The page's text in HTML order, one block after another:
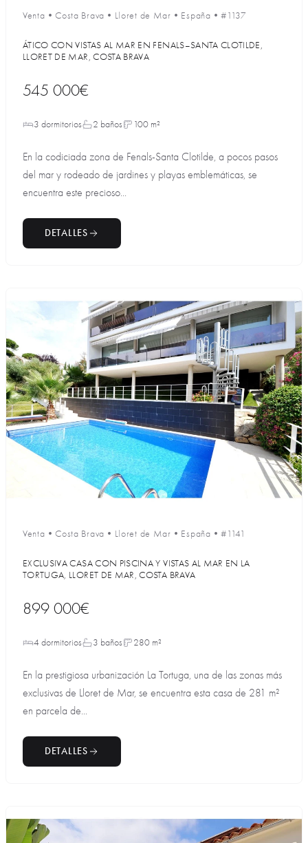
Venta •Costa Brava • Lloret de Mar • España •#1137
ÁTICO CON VISTAS AL MAR EN FENALS–SANTA CLOTILDE,
LLORET DE MAR, COSTA BRAVA
545 000€
3 dormitorios 2 baños 100 m²
En la codiciada zona de Fenals-Santa Clotilde, a pocos pasos
del mar y rodeado de jardines y playas emblemáticas, se
encuentra este precioso...
DETALLES
Venta •Costa Brava • Lloret de Mar • España •#1141
EXCLUSIVA CASA CON PISCINA Y VISTAS AL MAR EN LA
TORTUGA, LLORET DE MAR, COSTA BRAVA
899 000€
4 dormitorios 3 baños 280 m²
En la prestigiosa urbanización La Tortuga, una de las zonas más
exclusivas de Lloret de Mar, se encuentra esta casa de 281 m²
en parcela de...
DETALLES